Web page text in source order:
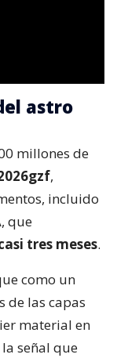
astro
millones de
,
incluido
que
tres meses.
como un
de las capas
material en
señal que